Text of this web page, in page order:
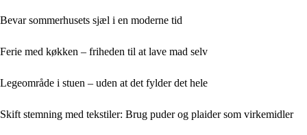
Bevar sommerhusets sjæl i en moderne tid
Ferie med køkken – friheden til at lave mad selv
Legeområde i stuen – uden at det fylder det hele
Skift stemning med tekstiler: Brug puder og plaider som virkemidler